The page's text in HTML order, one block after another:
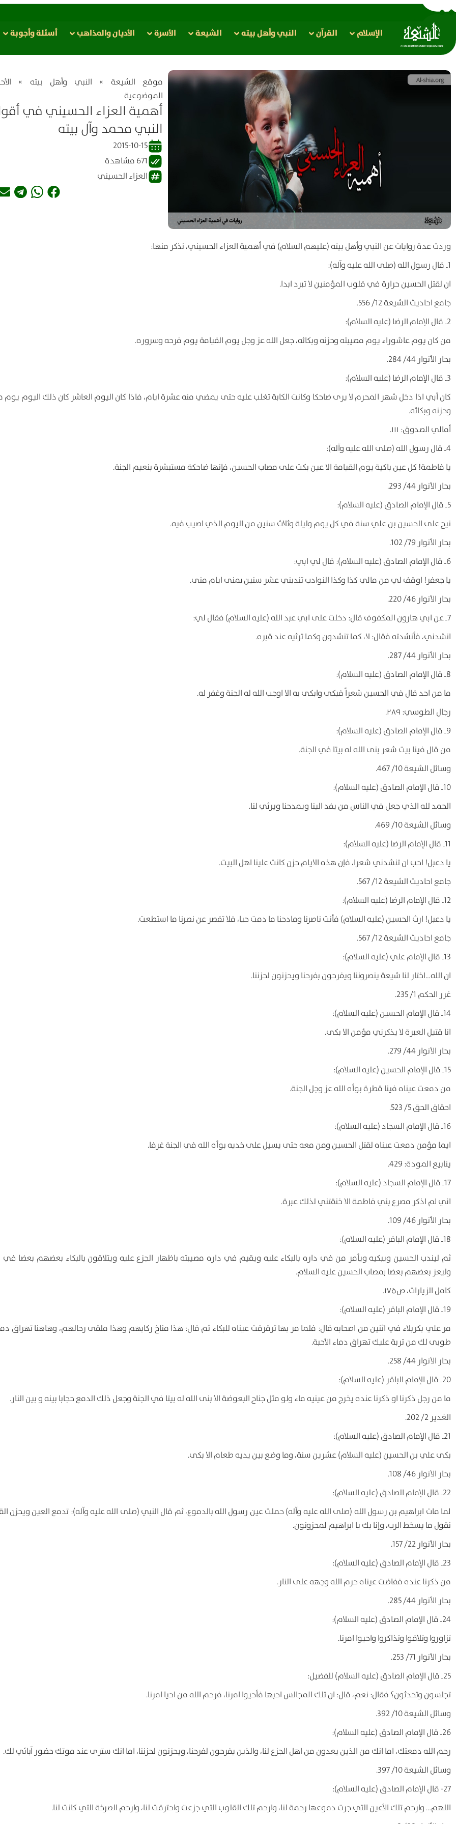
الإسلام القرآن النبي وأهل بيته الشيعة الأسرة الأدیان والمذاهب أسئلة وأجوبة
موقع الشیعة » النبي وأهل بيته »
الموضوعية
أهمية العزاء الحسيني في
النبي محمد وآل بيته
2015-10-15
671 مشاهدة
العزاء الحسيني
وردت عدة روايات عن النبي وأهل بيته (عليهم السلام) في أهمية العزاء الحسيني، نذكر منها:
1ـ قال رسول الله (صلی الله علیه وآله):
ان لقتل الحسین حرارة في قلوب المؤمنین لا تبرد ابدا.
جامع احادیث الشیعة 12/ 556.
2ـ قال الإمام الرضا (علیه السلام):
من کان یوم عاشوراء یوم مصیبته وحزنه وبکائه، جعل الله عز وجل یوم القیامة یوم فرحه وسروره.
بحار الأنوار 44/ 284.
3ـ قال الإمام الرضا (علیه السلام):
کان أبي اذا دخل شهر المحرم لا یری ضاحکا وکانت الکابة تغلب علیه حتی یمضي منه عشرة ایام، فاذا کان الیوم العاشر کان ذلك الیوم یوم
وحزنه وبکائه.
أمالي الصدوق: ۱۱۱.
4ـ قال رسول الله (صلی الله علیه وآله):
یا فاطمة! کل عین باکیة یوم القیامة الا عین بکت علی مصاب الحسین، فإنها ضاحکة مستبشرة بنعیم الجنة.
بحار الأنوار 44/ 293.
5ـ قال الإمام الصادق (علیه السلام):
نیح علی الحسین بن علي سنة في کل یوم ولیلة وثلاث سنین من الیوم الذي اصیب فیه.
بحار الأنوار 79/ 102.
6ـ قال الإمام الصادق (علیه السلام): قال لي ابي:
یا جعفر! اوقف لي من مالي کذا وکذا النوادب تندبني عشر سنین بمنی ایام منی.
بحار الأنوار 46/ 220.
7ـ عن ابي هارون المکفوف قال: دخلت علی ابي عبد الله (علیه السلام) فقال لي:
انشدني، فأنشدته فقال: لا، کما تنشدون وکما ترثیه عند قبره.
بحار الأنوار 44/ 287.
8ـ قال الإمام الصادق (علیه السلام):
ما من احد قال في الحسین شعراً فبکی وابکی به الا اوجب الله له الجنة وغفر له.
رجال الطوسي: ۲۸۹.
9ـ قال الإمام الصادق (علیه السلام):
من قال فینا بیت شعر بنی الله له بیتا في الجنة.
وسائل الشیعة 10/ 467.
10ـ قال الإمام الصادق (علیه السلام):
الحمد لله الذي جعل في الناس من یفد الینا ویمدحنا ویرثي لنا.
وسائل الشیعة 10/ 469.
11ـ قال الإمام الرضا (علیه السلام):
یا دعبل! احب ان تنشدني شعرا، فإن هذه الایام حزن کانت علینا اهل البیت.
جامع احادیث الشیعة 12/ 567.
12ـ قال الإمام الرضا (علیه السلام):
یا دعبل! ارث الحسین (علیه السلام) فأنت ناصرنا ومادحنا ما دمت حیا، فلا تقصر عن نصرنا ما استطعت.
جامع احادیث الشیعة 12/ 567.
13ـ قال الإمام علي (علیه السلام):
ان الله…اختار لنا شیعة ینصروننا ویفرحون بفرحنا ویحزنون لحزننا.
غرر الحکم 1/ 235.
14ـ قال الإمام الحسین (علیه السلام):
انا قتیل العبرة لا یذکرني مؤمن الا بکی.
بحار الأنوار 44/ 279.
15ـ قال الإمام الحسین (علیه السلام):
من دمعت عیناه فینا قطرة بوأه الله عز وجل الجنة.
احقاق الحق 5/ 523.
16ـ قال الإمام السجاد (علیه السلام):
ایما مؤمن دمعت عیناه لقتل الحسین ومن معه حتی یسیل علی خدیه بوأه الله في الجنة غرفا.
ینابیع المودة: 429.
17ـ قال الإمام السجاد (علیه السلام):
اني لم اذکر مصرع بني فاطمة الا خنقتني لذلك عبرة.
بحار الأنوار 46/ 109.
18ـ قال الإمام الباقر (علیه السلام):
ثم لیندب الحسین ویبکیه ویأمر من في داره بالبکاء علیه ویقیم في داره مصیبته باظهار الجزع علیه ویتلاقون بالبکاء بعضهم بعضا في
ولیعز بعضهم بعضا بمصاب الحسین علیه السلام.
کامل الزیارات، ص۱۷۵.
19ـ قال الإمام الباقر (علیه السلام):
مر علي بکربلاء في اثنین من اصحابه قال: فلما مر بها ترقرقت عیناه للبکاء ثم قال: هذا مناخ رکابهم وهذا ملقی رحالهم، وهاهنا تهراق
طوبی لك من تربة علیك تهراق دماء الأحبة.
بحار الأنوار 44/ 258.
20ـ قال الإمام الباقر (علیه السلام):
ما من رجل ذکرنا او ذکرنا عنده یخرج من عینیه ماء ولو مثل جناح البعوضة الا بنی الله له بیتا في الجنة وجعل ذلك الدمع حجابا بینه و بین النار.
الغدیر 2/ 202.
21ـ قال الإمام الصادق (علیه السلام):
بکی علي بن الحسین (علیه السلام) عشرین سنة، وما وضع بین یدیه طعام الا بکی.
بحار الأنوار 46/ 108.
22ـ قال الإمام الصادق (علیه السلام):
لما مات ابراهیم بن رسول الله (صلی الله علیه وآله) حملت عین رسول الله بالدموع، ثم قال النبي (صلی الله علیه وآله): تدمع العین ویحزن
نقول ما یسخط الرب، وإنا بك یا ابراهیم لمحزونون.
بحار الأنوار 22/ 157.
23ـ قال الإمام الصادق (علیه السلام):
من ذکرنا عنده ففاضت عیناه حرم الله وجهه علی النار.
بحار الأنوار 44/ 285.
24ـ قال الإمام الصادق (علیه السلام):
تزاوروا وتلاقوا وتذاکروا واحیوا امرنا.
بحار الأنوار 71/ 253.
25ـ قال الإمام الصادق (علیه السلام) للفضیل:
تجلسون وتحدثون؟ فقال: نعم، قال: ان تلك المجالس احبها فأحیوا امرنا، فرحم الله من احیا امرنا.
وسائل الشیعة 10/ 392.
26ـ قال الإمام الصادق (علیه السلام):
رحم الله دمعتك، اما انك من الذین یعدون من اهل الجزع لنا، والذین یفرحون لفرحنا، ویحزنون لحزننا، اما انك ستری عند موتك حضور آبائي لك.
وسائل الشیعة 10/ 397.
27- قال الإمام الصادق (علیه السلام):
اللهم… وارحم تلك الأعین التي جرت دموعها رحمة لنا، وارحم تلك القلوب التي جزعت واحترقت لنا، وارحم الصرخة التي کانت لنا.